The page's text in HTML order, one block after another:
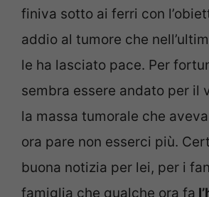
finiva sotto ai ferri con
addio al tumore che
le ha lasciato pace. Per
sembra essere andato per il
la massa tumorale che
ora pare non esserci più.
buona notizia per lei, per i
famiglia che qualche ora fa